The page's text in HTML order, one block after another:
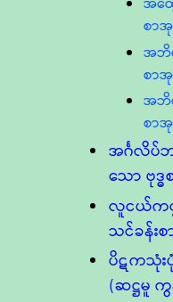
စာအု
အဘိ
စာအု
အဘိ
စာအု
အင်္ဂလိပ်
သော ဗုဒ္ဓ
လူငယ်ကဏ္
သင်ခန်းစ
ပိဋကသုံး
(ဆဋ္ဌမူ